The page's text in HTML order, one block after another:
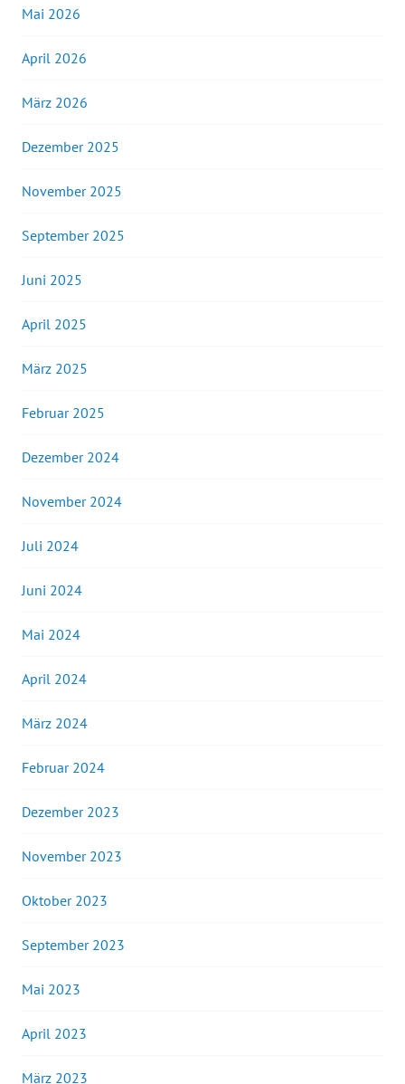
Mai 2026
April 2026
März 2026
Dezember 2025
November 2025
September 2025
Juni 2025
April 2025
März 2025
Februar 2025
Dezember 2024
November 2024
Juli 2024
Juni 2024
Mai 2024
April 2024
März 2024
Februar 2024
Dezember 2023
November 2023
Oktober 2023
September 2023
Mai 2023
April 2023
März 2023